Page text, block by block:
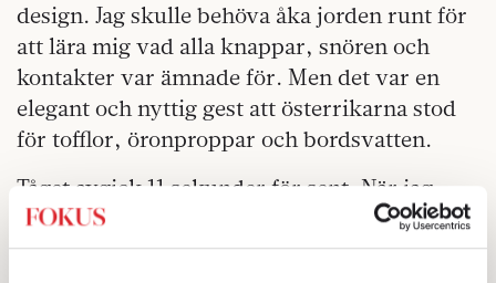
design. Jag skulle behöva åka jorden runt för
att lära mig vad alla knappar, snören och
kontakter var ämnade för. Men det var en
elegant och nyttig gest att österrikarna stod
för tofflor, öronproppar och bordsvatten.
Tåget avgick 11 sekunder för sent. När jag
mitt i natten vaknade till var vi Fuldapasset,
det som Warszawapakten på 1970- och 1980-